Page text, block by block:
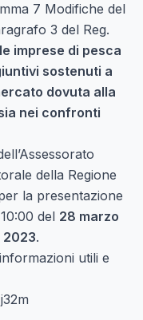
7 Modifiche del
3 del Reg.
imprese di pesca
sostenuti a
dovuta alla
nei confronti
della Regione
la presentazione
del 28 marzo
2023.
utili e